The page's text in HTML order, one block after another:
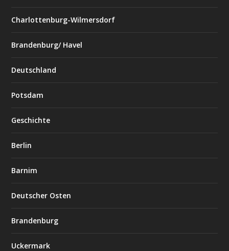
Charlottenburg-Wilmersdorf
Brandenburg/ Havel
Deutschland
Potsdam
Geschichte
Berlin
Barnim
Deutscher Osten
Brandenburg
Uckermark